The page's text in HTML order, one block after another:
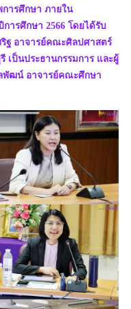
ารศึกษา ภายใน
ารศึกษา 2566 โดยได้รับ
ฐ อาจารย์คณะศิลปศาสตร์
เป็นประธานกรรมการ และผู้
พัฒน์ อาจารย์คณะศึกษา